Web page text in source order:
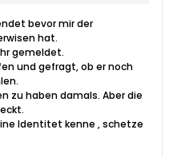
bevor mir der
hat.
gemeldet.
und gefragt, ob er noch
zu haben damals. Aber die
Identitet kenne , schetze